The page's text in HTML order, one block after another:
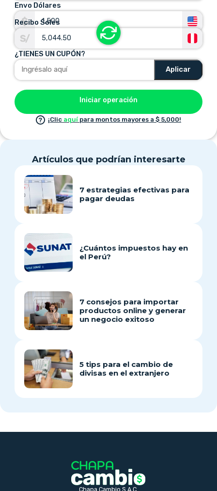
Envo Dólares
Recibo Soles
¿TIENES UN CUPÓN?
Aplicar
Iniciar operación
¡Clic aquípara montos mayores a $ 5,000!
Artículos que podrían interesarte
7 estrategias efectivas para
pagar deudas
¿Cuántos impuestos hay en
el Perú?
7 consejos para importar
productos online y generar
un negocio exitoso
5 tips para el cambio de
divisas en el extranjero
Chapa Cambio S.A.C.